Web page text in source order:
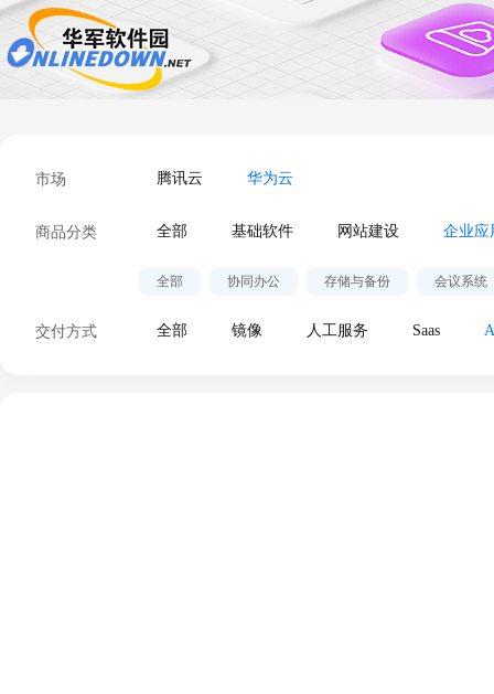
市场 腾讯云 华为云
商品分类 全部 基础软件 网站建设 企业应
全部 协同办公 存储与备份 会议系统
交付方式 全部 镜像 人工服务 Saas